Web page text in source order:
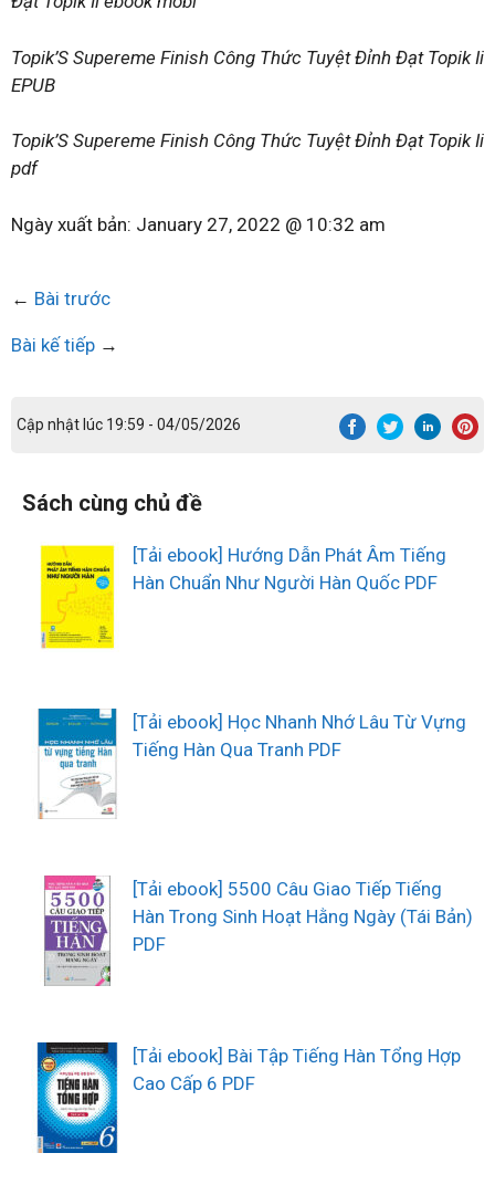
Topik’S Supereme Finish Công Thức Tuyệt Đỉnh Đạt Topik Ii
EPUB
Topik’S Supereme Finish Công Thức Tuyệt Đỉnh Đạt Topik Ii
pdf
Ngày xuất bản: January 27, 2022 @ 10:32 am
← Bài trước
Bài kế tiếp →
Cập nhật lúc 19:59 - 04/05/2026
Sách cùng chủ đề
[Tải ebook] Hướng Dẫn Phát Âm Tiếng
Hàn Chuẩn Như Người Hàn Quốc PDF
[Tải ebook] Học Nhanh Nhớ Lâu Từ Vựng
Tiếng Hàn Qua Tranh PDF
[Tải ebook] 5500 Câu Giao Tiếp Tiếng
Hàn Trong Sinh Hoạt Hằng Ngày (Tái Bản)
PDF
[Tải ebook] Bài Tập Tiếng Hàn Tổng Hợp
Cao Cấp 6 PDF